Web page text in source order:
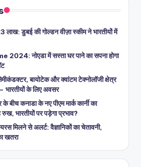
लाख: डुबई की गोल्डन वीज़ा स्कीम ने भारतीयों में
नोएडा में सस्ता घर पाने का सपना होगा
बायोटेक और क्वांटम टेक्नोलॉजी क्षेत्र
भारतीयों के लिए अवसर
बीच कनाडा के नए पीएम मार्क कार्नी का
रुख, भारतीयों पर पड़ेगा प्रभाव?
मिलने से अलर्ट: वैज्ञानिकों का चेतावनी,
खतरा